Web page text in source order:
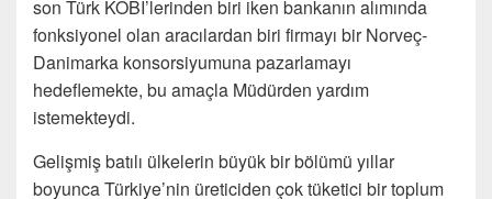
son Türk KOBİ’lerinden biri iken bankanın alımında
fonksiyonel olan aracılardan biri firmayı bir Norveç-
Danimarka konsorsiyumuna pazarlamayı
hedeflemekte, bu amaçla Müdürden yardım
istemekteydi.
Gelişmiş batılı ülkelerin büyük bir bölümü yıllar
boyunca Türkiye’nin üreticiden çok tüketici bir toplum